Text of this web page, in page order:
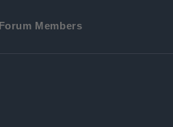
Forum Members